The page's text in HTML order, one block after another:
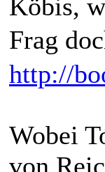
Köbis,
Frag
http://
Wobei
von